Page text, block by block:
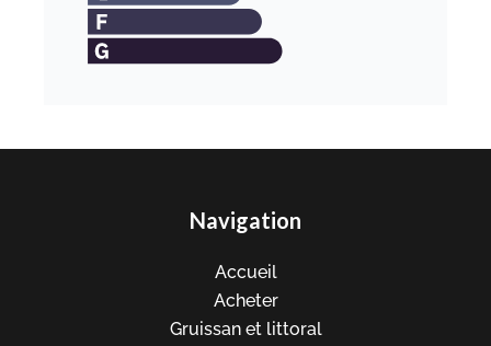
Navigation
Accueil
Acheter
Gruissan et littoral